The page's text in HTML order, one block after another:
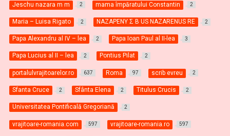
Jeschu nazara m m 2 mama împăratului Constantin 2
Maria – Luisa Rigato 2 NAZAPENY Σ B US NAZARENUS RE 2
Papa Alexandru al IV – lea 2 Papa Ioan Paul al II-lea 3
Papa Lucius al II – lea 2 Pontius Pilat 2
portalulvrajitoarelor.ro 637 Roma 97 scrib evreu 2
Sfanta Cruce 2 Sfânta Elena 2 Titulus Crucis 2
Universitatea Pontificală Gregoriană 2
vrajitoare-romania.com 597 vrajitoare-romania.ro 597